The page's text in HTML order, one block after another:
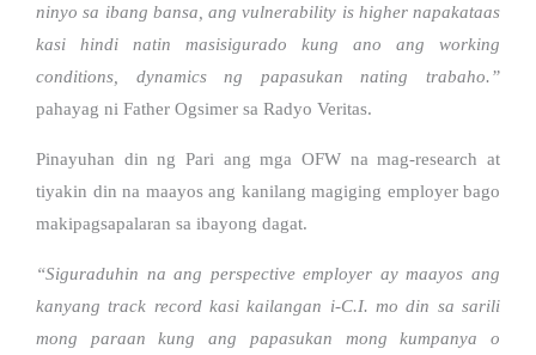
ninyo sa ibang bansa, ang vulnerability is higher napakataas
kasi hindi natin masisigurado kung ano ang working
conditions, dynamics ng papasukan nating trabaho.”
pahayag ni Father Ogsimer sa Radyo Veritas.
Pinayuhan din ng Pari ang mga OFW na mag-research at
tiyakin din na maayos ang kanilang magiging employer bago
makipagsapalaran sa ibayong dagat.
“Siguraduhin na ang perspective employer ay maayos ang
kanyang track record kasi kailangan i-C.I. mo din sa sarili
mong paraan kung ang papasukan mong kumpanya o